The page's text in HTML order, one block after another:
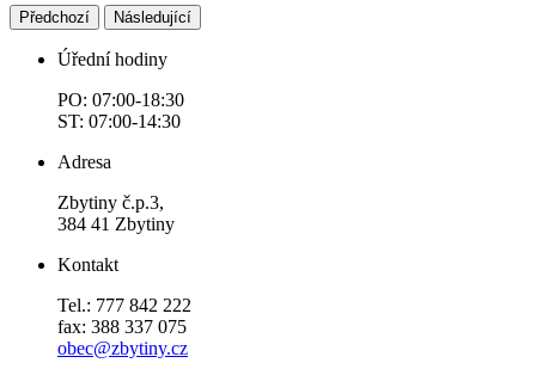
Předchozí Následující
Úřední hodiny
PO: 07:00-18:30
ST: 07:00-14:30
Adresa
Zbytiny č.p.3,
384 41 Zbytiny
Kontakt
Tel.: 777 842 222
fax: 388 337 075
obec@zbytiny.cz